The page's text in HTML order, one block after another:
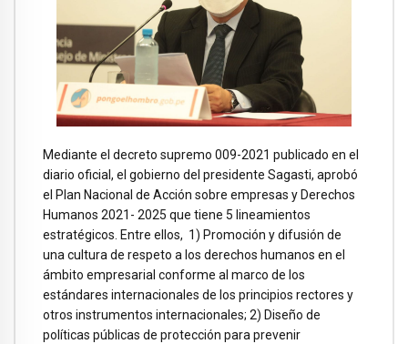
Mediante el decreto supremo 009-2021 publicado en el
diario oficial, el gobierno del presidente Sagasti, aprobó
el Plan Nacional de Acción sobre empresas y Derechos
Humanos 2021- 2025 que tiene 5 lineamientos
estratégicos. Entre ellos, 1) Promoción y difusión de
una cultura de respeto a los derechos humanos en el
ámbito empresarial conforme al marco de los
estándares internacionales de los principios rectores y
otros instrumentos internacionales; 2) Diseño de
políticas públicas de protección para prevenir